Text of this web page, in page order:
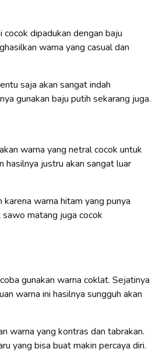
dipadukan dengan baju
warna yang casual dan
saja akan sangat indah
gunakan baju putih sekarang juga.
warna yang netral cocok untuk
hasilnya justru akan sangat luar
warna hitam yang punya
matang juga cocok
gunakan warna coklat. Sejatinya
warna ini hasilnya sungguh akan
warna yang kontras dan tabrakan.
yang bisa buat makin percaya diri.